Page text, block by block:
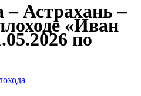
Астрахань –
«Иван
по